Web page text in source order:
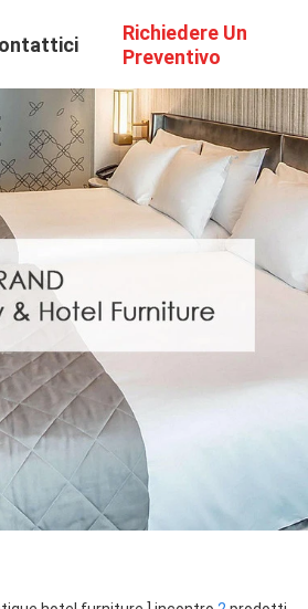
Richiedere Un
Preventivo